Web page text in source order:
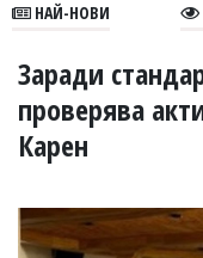
В
УКРАЙНА
СПОРТ
РАЗСЛЕДВАНЕ
БИЗНЕС
ЮГ
НАЙ-НОВИ
Заради
проверява
Карен